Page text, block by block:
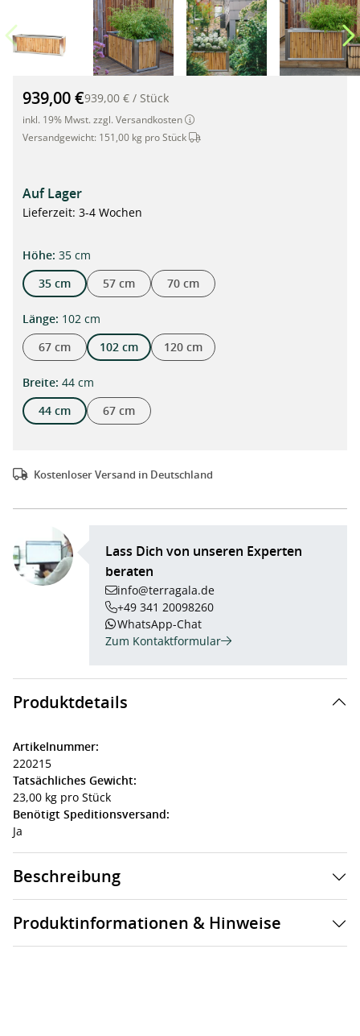
Bambus-Hochbeet mit Edelstahl-Rahmen, 102 x 44 x 35cm"
939,00 €939,00 € / Stück
inkl. 19% Mwst. zzgl. Versandkosten
Versandgewicht: 151,00 kg pro Stück Dieser Artikel wird per Spedition
Auf Lager
Lieferzeit: 3-4 Wochen
Höheauswählen
: 35 cm
35 cm
57 cm 70 cm
Längeauswählen
: 102 cm
67 cm
102 cm 120 cm
Breiteauswählen
: 44 cm
44 cm
67 cm
Kostenloser Versand in Deutschland
Lass Dich von unseren Experten
beraten
info@terragala.de
+49 341 20098260
WhatsApp-Chat
Zum Kontaktformular
Produktdetails
Artikelnummer:
220215
Tatsächliches Gewicht:
23,00 kg pro Stück
Benötigt Speditionsversand:
Ja
Beschreibung
Produktinformationen & Hinweise